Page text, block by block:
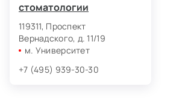
стоматологии
119311, Проспект
Вернадского, д. 11/19
м. Университет
+7 (495) 939-30-30